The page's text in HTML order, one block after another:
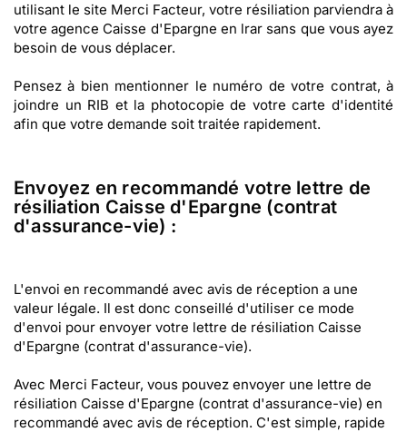
utilisant le site Merci Facteur, votre résiliation parviendra à
votre agence Caisse d'Epargne en lrar sans que vous ayez
besoin de vous déplacer.
Pensez à bien mentionner le numéro de votre contrat, à
joindre un RIB et la photocopie de votre carte d'identité
afin que votre demande soit traitée rapidement.
Envoyez en recommandé votre lettre de
résiliation Caisse d'Epargne (contrat
d'assurance-vie) :
L'envoi en recommandé avec avis de réception a une
valeur légale. Il est donc conseillé d'utiliser ce mode
d'envoi pour envoyer votre lettre de résiliation Caisse
d'Epargne (contrat d'assurance-vie).
Avec Merci Facteur, vous pouvez envoyer une lettre de
résiliation Caisse d'Epargne (contrat d'assurance-vie) en
recommandé avec avis de réception. C'est simple, rapide